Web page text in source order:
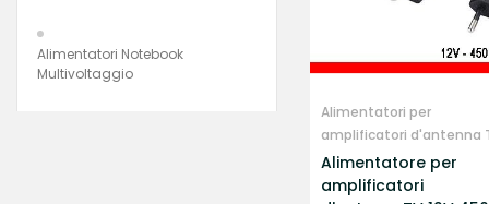
Alimentatori Notebook
Multivoltaggio
Alimentatori per
amplificatori d'antenna
Alimentatore per
amplificatori